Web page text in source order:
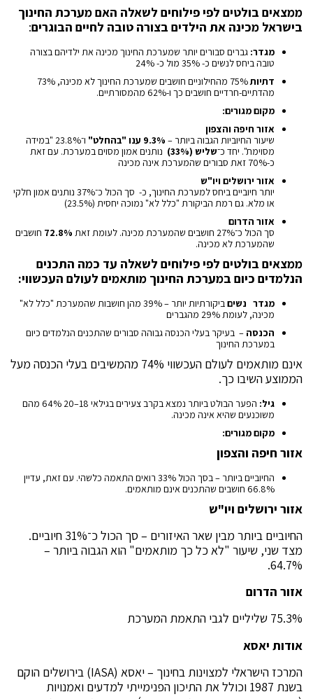
ממצאים בולטים לפי פילוחים לשאלה האם מערכת החינוך
בישראל מכינה את הילדים בצורה טובה לחיים הבוגרים:
מגדר: גברים סבורים יותר שמערכת החינוך מכינה את ילדיהם בצורה
טובה ביחס לנשים כ- 35% מול כ- 24%
דתיות
75% מהחילוניים חושבים שמערכת החינוך לא מכינה, 73%
מהדתיים-חרדיים חושבים כך ו-62% מהמסורתיים.
מקום מגורים:
אזור חיפה והצפון
שיעור החיוביות הגבוה ביותר – 9.3% ענו "בהחלט"
ו־23.8% "במידה
מסוימת". יחד כ־שליש (33%)
נותנים אמון מסוים במערכת. עם זאת
כ-70% זאת סבורים שהמערכת אינה מכינה
אזור ירושלים ויו"ש
יותר חיוביים ביחס למערכת החינוך, כ- סך הכול כ־37% נותנים אמון חלקי
או מלא. גם רמת הביקורת "כלל לא" נמוכה יחסית (23.5%)
אזור הדרום
סך הכול כ־27% חושבים שהמערכת מכינה. לעומת זאת
72.8% חושבים
שהמערכת לא מכינה.
ממצאים בולטים לפי פילוחים לשאלה עד כמה התכנים
הנלמדים כיום במערכת החינוך מותאמים לעולם העכשווי:
מגדר נשים
ביקורתיות יותר – 39% מהן חושבות שהמערכת "כלל לא"
מכינה, לעומת 29% מהגברים
הכנסה – בעיקר בעלי הכנסה גבוהה סבורים שהתכנים הנלמדים כיום
במערכת החינוך
אינם מותאמים לעולם העכשווי 74% מהמשיבים בעלי הכנסה מעל
הממוצע השיבו כך.
גיל:
הפער הבולט ביותר נמצא בקרב צעירים בגילאי 18–20 64% מהם
משוכנעים שהיא אינה מכינה.
מקום מגורים:
אזור חיפה והצפון
החיוביים ביותר – בסך הכול 33% רואים התאמה כלשהי. עם זאת, עדיין
66.8% חושבים שהתכנים אינם מותאמים.
אזור ירושלים ויו"ש
החיוביים ביותר מבין שאר האיזורים – סך הכול כ־31% חיוביים.
מצד שני, שיעור "לא כל כך מותאמים" הוא הגבוה ביותר –
64.7%.
אזור הדרום
75.3% שליליים לגבי התאמת המערכת
אודות יאסא
המרכז הישראלי למצוינות בחינוך – יאסא (IASA) בירושלים הוקם
בשנת 1987 וכולל את התיכון הפנימייתי למדעים ואמנויות